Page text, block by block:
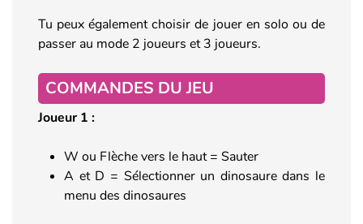
Tu peux également choisir de jouer en solo ou de
passer au mode 2 joueurs et 3 joueurs.
COMMANDES DU JEU
Joueur 1 :
W ou Flèche vers le haut = Sauter
A et D = Sélectionner un dinosaure dans le
menu des dinosaures